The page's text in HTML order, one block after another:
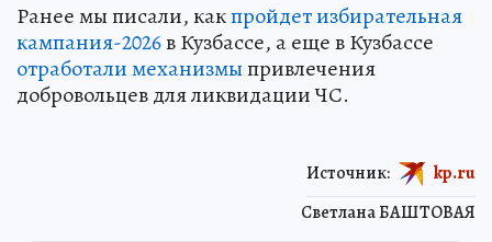
Ранее мы писали, какпройдет избирательная
кампания-2026в Кузбассе, а еще в Кузбассе
отработали механизмыпривлечения
добровольцев для ликвидации ЧС.
Светлана БАШТОВАЯ
Источник: kp.ru